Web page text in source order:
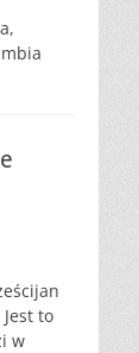
to
w